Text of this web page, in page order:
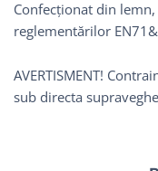
Confecționat din
reglementărilor
AVERTISMENT!
sub directa